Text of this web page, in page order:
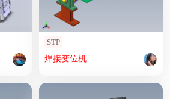
STP
焊接变位机